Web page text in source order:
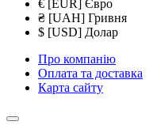
€ [EUR] Євро
₴ [UAH] Гривня
$ [USD] Долар
Про компанію
Оплата та доставка
Карта сайту